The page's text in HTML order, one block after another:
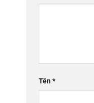
Tên*